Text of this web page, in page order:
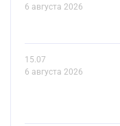
6 августа 2026
15.07
6 августа 2026